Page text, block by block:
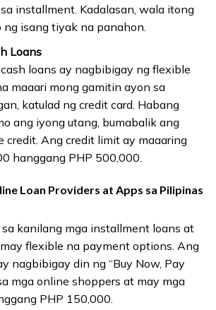
installment. Kadalasan, wala itong
ng isang tiyak na panahon.
Loans
loans ay nagbibigay ng flexible
maaari mong gamitin ayon sa
katulad ng credit card. Habang
ang iyong utang, bumabalik ang
credit. Ang credit limit ay maaaring
hanggang PHP 500,000.
Loan Providers at Apps sa Pilipinas
kanilang mga installment loans at
flexible na payment options. Ang
nagbibigay din ng “Buy Now, Pay
mga online shoppers at may mga
PHP 150,000.